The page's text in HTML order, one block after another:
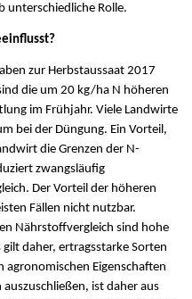
unterschiedliche Rolle.
zur Herbstaussaat 2017
die um 20 kg/ha N höheren
im Frühjahr. Viele Landwirte
bei der Düngung. Ein Vorteil,
die Grenzen der N-
zwangsläufig
Der Vorteil der höheren
Fällen nicht nutzbar.
Nährstoffvergleich sind hohe
gilt daher, ertragsstarke Sorten
Eigenschaften
ist daher aus